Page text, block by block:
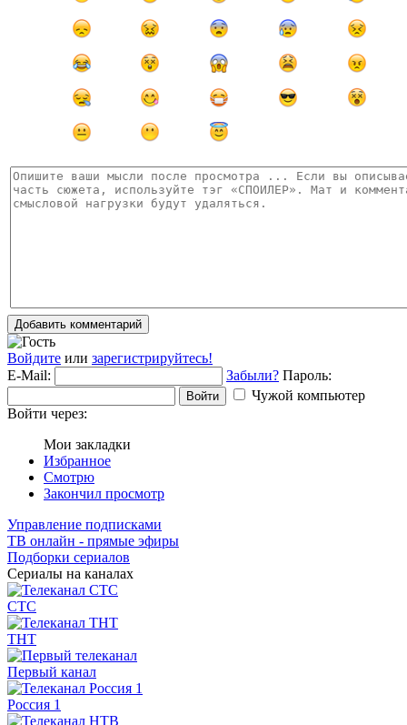
Добавить комментарий
Войдите или зарегистрируйтесь!
E-Mail:
Забыли? Пароль:
Войти
Чужой компьютер
Войти через:
Мои закладки
Избранное
Смотрю
Закончил просмотр
Управление подписками
ТВ онлайн - прямые эфиры
Подборки сериалов
Сериалы на каналах
СТС
ТНТ
Первый канал
Россия 1